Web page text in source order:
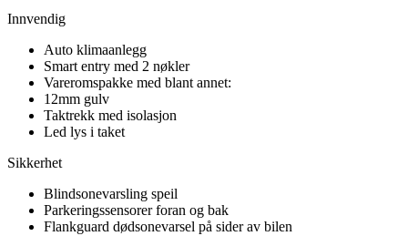
Innvendig
Auto klimaanlegg
Smart entry med 2 nøkler
Vareromspakke med blant annet:
12mm gulv
Taktrekk med isolasjon
Led lys i taket
Sikkerhet
Blindsonevarsling speil
Parkeringssensorer foran og bak
Flankguard dødsonevarsel på sider av bilen